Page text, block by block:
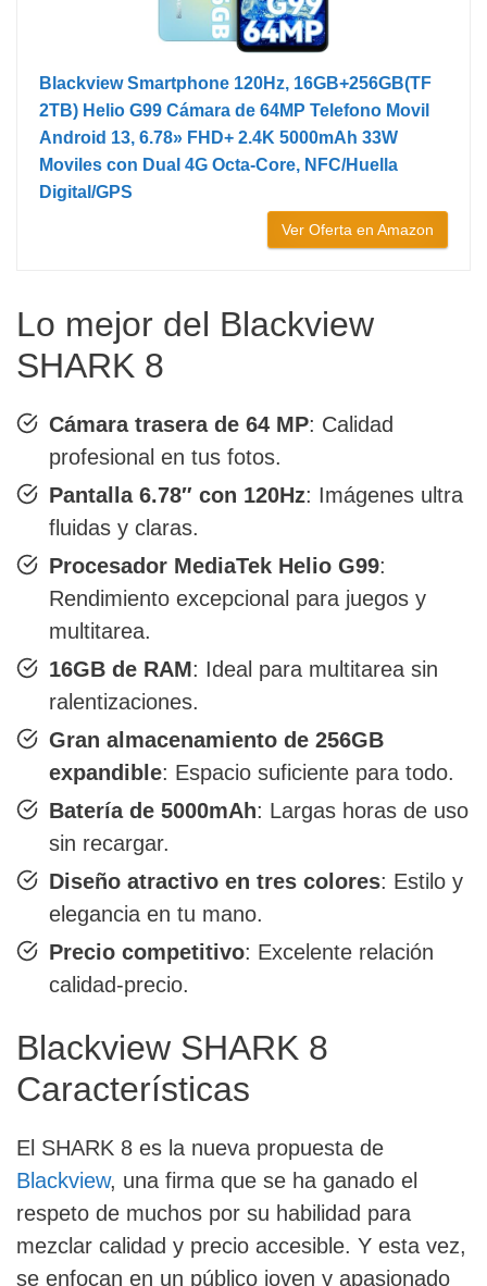
Blackview Smartphone 120Hz, 16GB+256GB(TF
2TB) Helio G99 Cámara de 64MP Telefono Movil
Android 13, 6.78» FHD+ 2.4K 5000mAh 33W
Moviles con Dual 4G Octa-Core, NFC/Huella
Digital/GPS
Ver Oferta en Amazon
Lo mejor del Blackview
SHARK 8
Cámara trasera de 64 MP: Calidad
profesional en tus fotos.
Pantalla 6.78″ con 120Hz: Imágenes ultra
fluidas y claras.
Procesador MediaTek Helio G99:
Rendimiento excepcional para juegos y
multitarea.
16GB de RAM: Ideal para multitarea sin
ralentizaciones.
Gran almacenamiento de 256GB
expandible: Espacio suficiente para todo.
Batería de 5000mAh: Largas horas de uso
sin recargar.
Diseño atractivo en tres colores: Estilo y
elegancia en tu mano.
Precio competitivo: Excelente relación
calidad-precio.
Blackview SHARK 8
Características
El SHARK 8 es la nueva propuesta de
Blackview, una firma que se ha ganado el
respeto de muchos por su habilidad para
mezclar calidad y precio accesible. Y esta vez,
se enfocan en un público joven y apasionado